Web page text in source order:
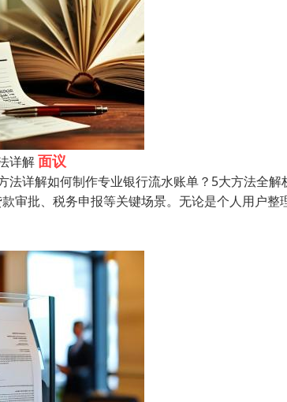
详解面议
法详解如何制作专业银行流水账单？5大方法全
审批、税务申报等关键场景。无论是个人用户